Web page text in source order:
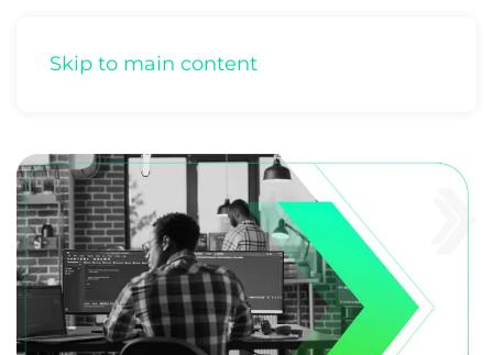
Skip to main content